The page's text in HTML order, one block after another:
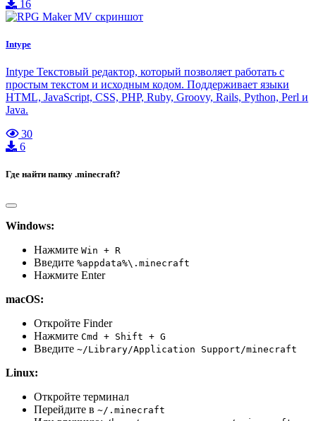
16
Intype
Intype Текстовый редактор, который позволяет работать с
простым текстом и исходным кодом. Поддерживает языки
HTML, JavaScript, CSS, PHP, Ruby, Groovy, Rails, Python, Perl и
Java.
30
6
Где найти папку .minecraft?
Windows:
Нажмите Win + R
Введите %appdata%\.minecraft
Нажмите Enter
macOS:
Откройте Finder
Нажмите Cmd + Shift + G
Введите ~/Library/Application Support/minecraft
Linux:
Откройте терминал
Перейдите в ~/.minecraft